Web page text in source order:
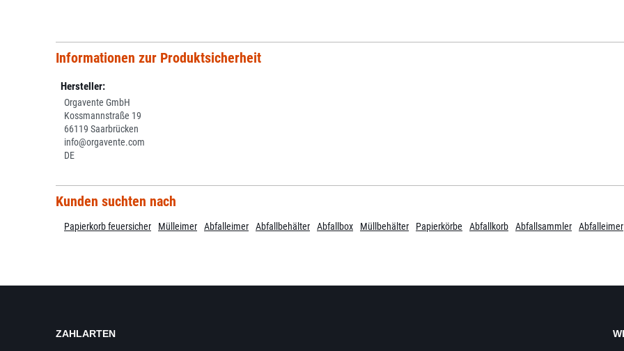
Informationen zur Produktsicherheit
Hersteller:
Orgavente GmbH
Kossmannstraße 19
66119 Saarbrücken
info@orgavente.com
DE
Kunden suchten nach
Papierkorb feuersicher Mülleimer Abfalleimer Abfallbehälter Abfallbox Müllbehälter Papierkörbe Abfallkorb Abfallsammler Abfalleimer
ZAHLARTEN